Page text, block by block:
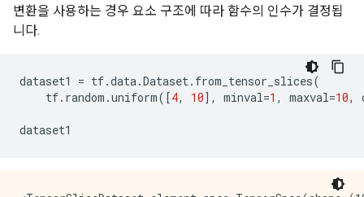
변환을 사용하는 경우 요소 구조에 따라 함수의 인수가 결정됩
니다.
dataset1 = tf.data.Dataset. from_tensor_slices(
tf. random .uniform([4, 10], minval=1 , maxval=10,
dataset1